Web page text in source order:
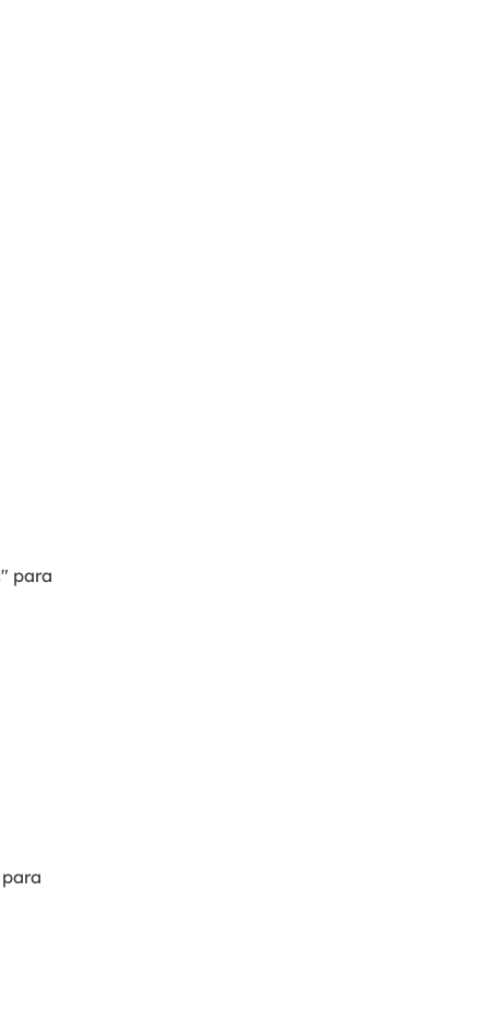
" para